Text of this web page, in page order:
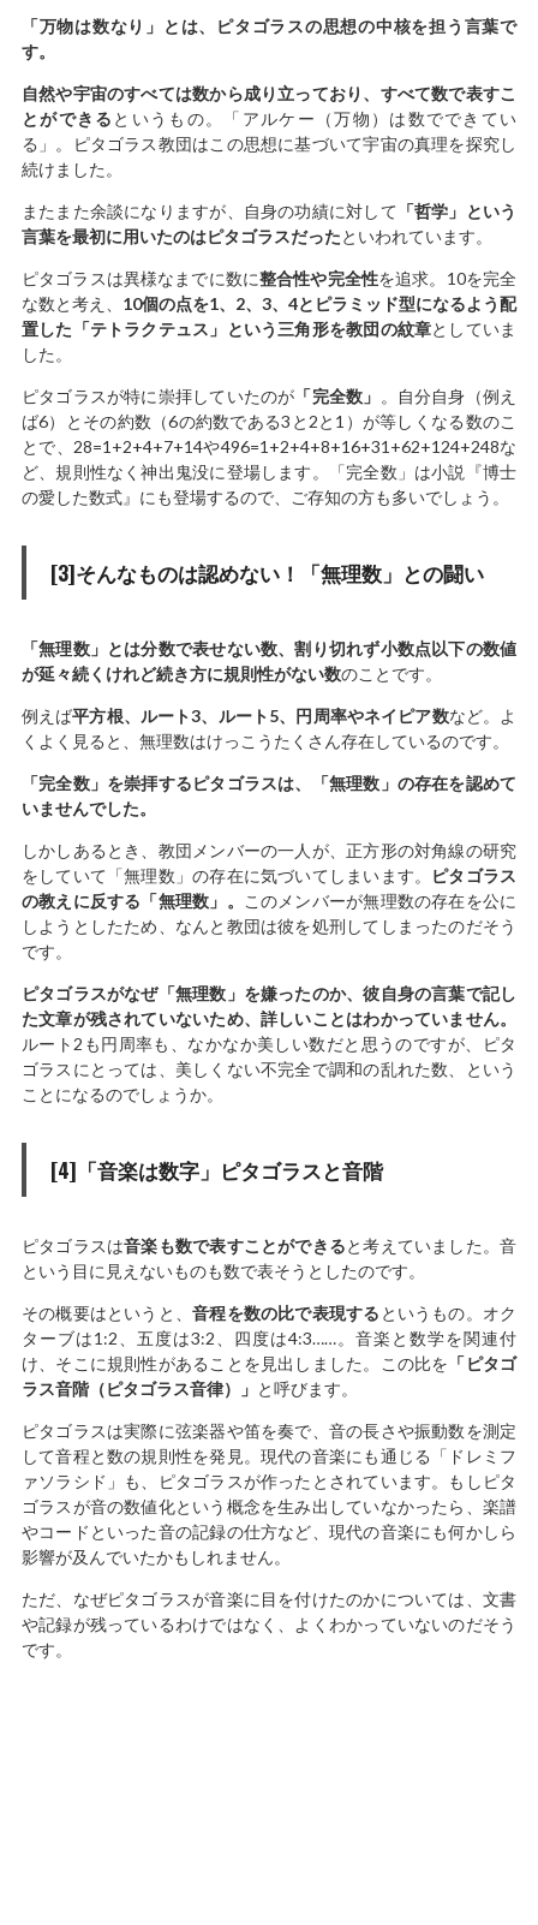
「万物は数なり」とは、ピタゴラスの思想の中核を担う言葉で
す。
自然や宇宙のすべては数から成り立っており、すべて数で表すこ
とができる というもの。「アルケー（万物）は数でできてい
る」。ピタゴラス教団はこの思想に基づいて宇宙の真理を探究し
続けました。
またまた余談になりますが、自身の功績に対して 「哲学」という
言葉を最初に用いたのはピタゴラスだったといわれています。
ピタゴラスは異様なまでに数に整合性や完全性を追求。10を完全
な数と考え、 10個の点を1、2、3、4とピラミッド型になるよう配
置した「テトラクテュス」という三角形を教団の紋章としていま
した。
ピタゴラスが特に崇拝していたのが 「完全数」 。自分自身（例え
ば6）とその約数（6の約数である3と2と1）が等しくなる数のこ
とで、28=1+2+4+7+14や496=1+2+4+8+16+31+62+124+248な
ど、規則性なく神出鬼没に登場します。「完全数」は小説『博士
の愛した数式』にも登場するので、ご存知の方も多いでしょう。
[3]そんなものは認めない！「無理数」との闘い
「無理数」とは分数で表せない数、割り切れず小数点以下の数値
が延々続くけれど続き方に規則性がない数のことです。
例えば平方根、ルート3、ルート5、円周率やネイピア数など。よ
くよく見ると、無理数はけっこうたくさん存在しているのです。
「完全数」を崇拝するピタゴラスは、「無理数」の存在を認めて
いませんでした。
しかしあるとき、教団メンバーの一人が、正方形の対角線の研究
をしていて「無理数」の存在に気づいてしまいます。
ピタゴラス
の教えに反する「無理数」。
このメンバーが無理数の存在を公に
しようとしたため、なんと教団は彼を処刑してしまったのだそう
です。
ピタゴラスがなぜ「無理数」を嫌ったのか、彼自身の言葉で記し
た文章が残されていないため、詳しいことはわかっていません。
ルート2も円周率も、なかなか美しい数だと思うのですが、ピタ
ゴラスにとっては、美しくない不完全で調和の乱れた数、という
ことになるのでしょうか。
[4]「音楽は数字」ピタゴラスと音階
ピタゴラスは音楽も数で表すことができると考えていました。音
という目に見えないものも数で表そうとしたのです。
その概要はというと、音程を数の比で表現する というもの。オク
ターブは1:2、五度は3:2、四度は4:3……。音楽と数学を関連付
け、そこに規則性があることを見出しました。この比を 「ピタゴ
ラス音階（ピタゴラス音律）」 と呼びます。
ピタゴラスは実際に弦楽器や笛を奏で、音の長さや振動数を測定
して音程と数の規則性を発見。現代の音楽にも通じる「ドレミフ
ァソラシド」も、ピタゴラスが作ったとされています。もしピタ
ゴラスが音の数値化という概念を生み出していなかったら、楽譜
やコードといった音の記録の仕方など、現代の音楽にも何かしら
影響が及んでいたかもしれません。
ただ、なぜピタゴラスが音楽に目を付けたのかについては、文書
や記録が残っているわけではなく、よくわかっていないのだそう
です。